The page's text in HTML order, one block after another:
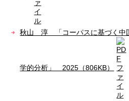
秋山 淳 「コーパスに基づく中
学的分析」 2025（806KB）